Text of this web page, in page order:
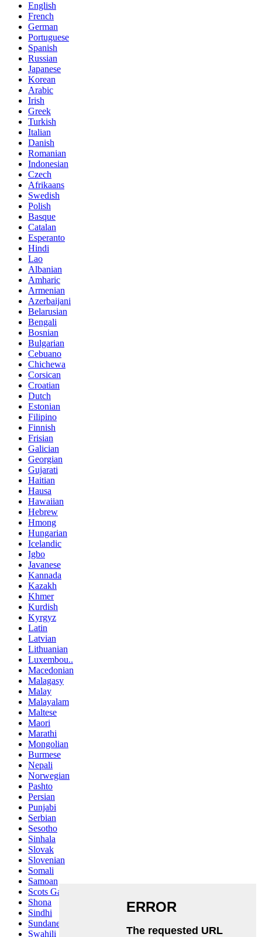
English
French
German
Portuguese
Spanish
Russian
Japanese
Korean
Arabic
Irish
Greek
Turkish
Italian
Danish
Romanian
Indonesian
Czech
Afrikaans
Swedish
Polish
Basque
Catalan
Esperanto
Hindi
Lao
Albanian
Amharic
Armenian
Azerbaijani
Belarusian
Bengali
Bosnian
Bulgarian
Cebuano
Chichewa
Corsican
Croatian
Dutch
Estonian
Filipino
Finnish
Frisian
Galician
Georgian
Gujarati
Haitian
Hausa
Hawaiian
Hebrew
Hmong
Hungarian
Icelandic
Igbo
Javanese
Kannada
Kazakh
Khmer
Kurdish
Kyrgyz
Latin
Latvian
Lithuanian
Luxembou..
Macedonian
Malagasy
Malay
Malayalam
Maltese
Maori
Marathi
Mongolian
Burmese
Nepali
Norwegian
Pashto
Persian
Punjabi
Serbian
Sesotho
Sinhala
Slovak
Slovenian
Somali
Samoan
Scots Gaelic
Shona
Sindhi
Sundanese
Swahili